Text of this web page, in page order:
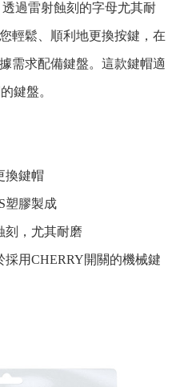
過雷射蝕刻的字母尤其耐
輕鬆、順利地更換按鍵，在
需求配備鍵盤。這款鍵帽適
鍵盤。
換鍵帽
塑膠製成
刻，尤其耐磨
用CHERRY開關的機械鍵